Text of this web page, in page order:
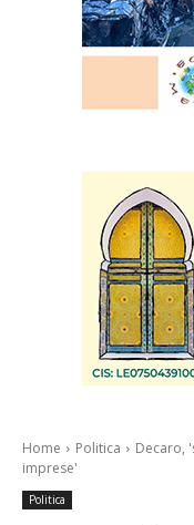
Home Politica
Decaro,
imprese'
Politica